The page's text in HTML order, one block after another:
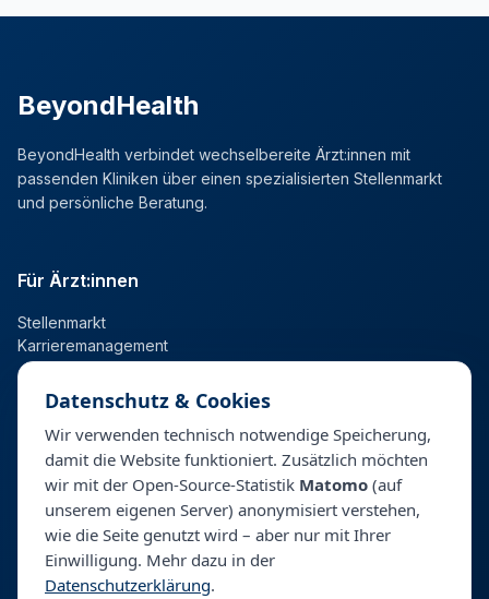
BeyondHealth
BeyondHealth verbindet wechselbereite Ärzt:innen mit
passenden Kliniken über einen spezialisierten Stellenmarkt
und persönliche Beratung.
Für Ärzt:innen
Stellenmarkt
Karrieremanagement
Talentpool
Personalberatung & Direktsuche
Unternehmen
Datenschutz & Cookies
Wir verwenden technisch notwendige Speicherung,
damit die Website funktioniert. Zusätzlich möchten
wir mit der Open-Source-Statistik Matomo (auf
unserem eigenen Server) anonymisiert verstehen,
wie die Seite genutzt wird – aber nur mit Ihrer
Einwilligung. Mehr dazu in der
Datenschutzerklärung.